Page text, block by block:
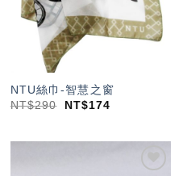
NTU絲巾-智慧之窗
NT$290 NT$174